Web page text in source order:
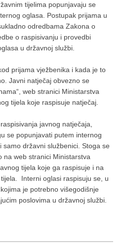
tijelima popunjavaju se
oglasa. Postupak prijama u
odredbama Zakona o
o raspisivanju i provedbi
u državnoj službi.
prijama vježbenika i kada je to
Javni natječaj obvezno se
web stranici Ministarstva
tijela koje raspisuje natječaj.
javnog natječaja,
se popunjavati putem internog
državni službenici. Stoga se
na web stranici Ministarstva
tijela koje ga raspisuje i na
Interni oglasi raspisuju se, u
je potrebno višegodišnje
poslovima u državnoj službi.